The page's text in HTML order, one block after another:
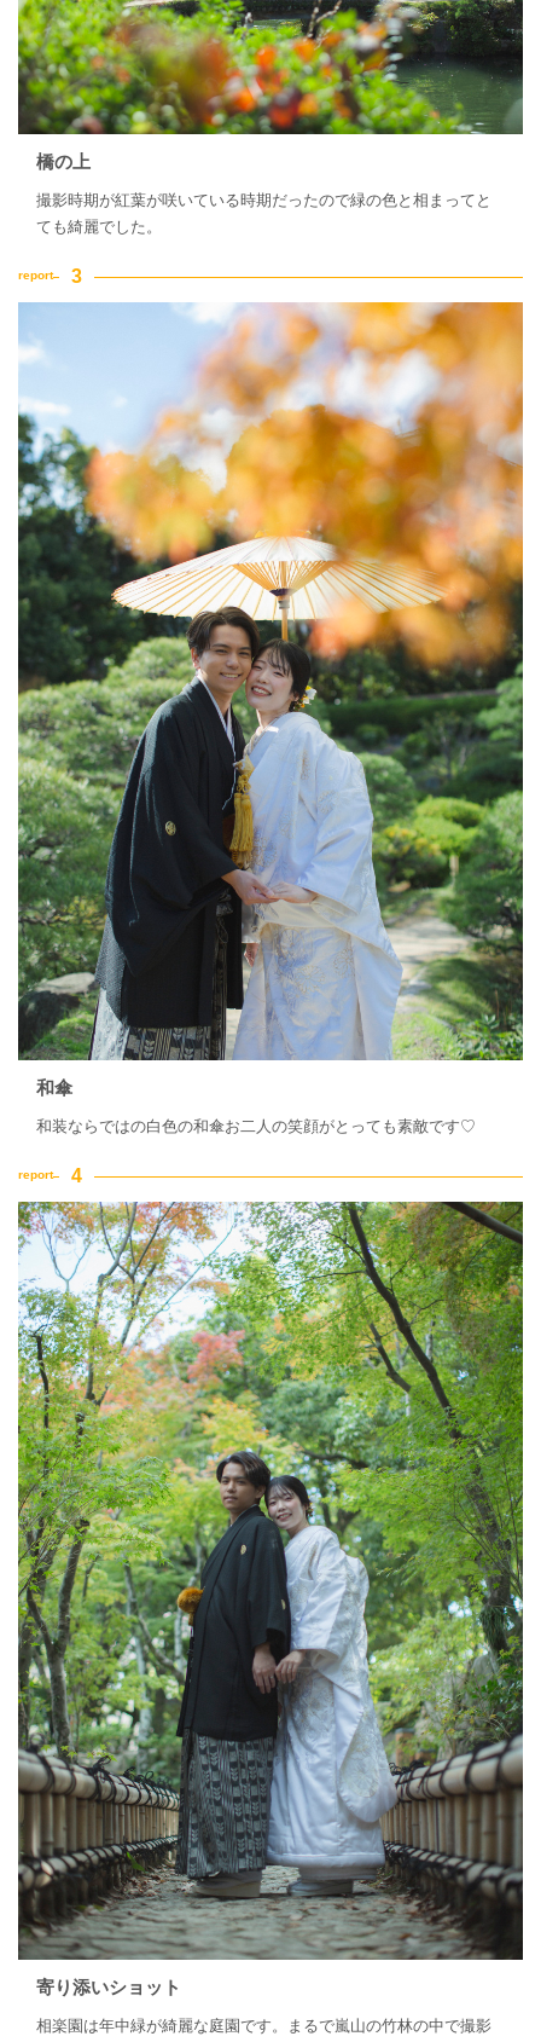
橋の上
撮影時期が紅葉が咲いている時期だったので緑の色と相まってと
ても綺麗でした。
和傘
和装ならではの白色の和傘お二人の笑顔がとっても素敵です♡
寄り添いショット
相楽園は年中緑が綺麗な庭園です。まるで嵐山の竹林の中で撮影